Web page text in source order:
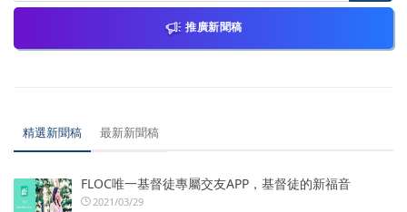
推廣新聞稿
精選新聞稿 最新新聞稿
FLOC唯一基督徒專屬交友APP，基督徒的新福音
2021/03/29